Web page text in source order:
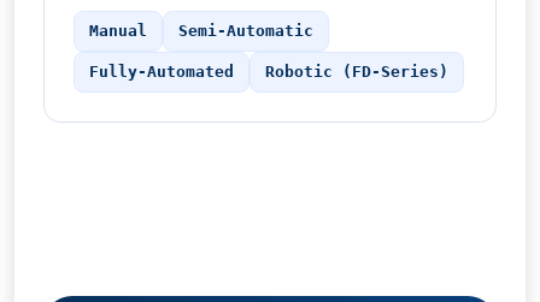
Manual Semi-Automatic
Fully-Automated Robotic (FD-Series)